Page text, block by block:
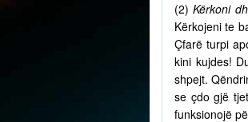
(2)Kërkoni
Kërkojeni te
Çfarë turpi
kini kujdes!
shpejt.
se çdo gjë
funksionojë